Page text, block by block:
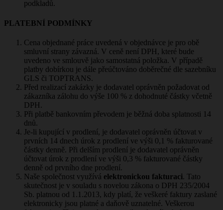
podkladů.
PLATEBNÍ PODMÍNKY
Cena objednané práce uvedená v objednávce je pro obě
smluvní strany závazná. V ceně není DPH, které bude
uvedeno ve smlouvě jako samostatná položka. V případě
platby dobírkou je dále přeúčtováno doběrečné dle sazebníku
GLS či TOPTRANS.
Před realizací zakázky je dodavatel oprávněn požadovat od
zákazníka zálohu do výše 100 % z dohodnuté částky včetně
DPH.
Při platbě bankovním převodem je běžná doba splatnosti 14
dnů.
Je-li kupující v prodlení, je dodavatel oprávněn účtovat v
prvních 14 dnech úrok z prodlení ve výši 0,1 % fakturované
částky denně. Při delším prodlení je dodavatel oprávněn
účtovat úrok z prodlení ve výši 0,3 % fakturované částky
denně od prvního dne prodlení.
Naše společnost využívá elektronickou fakturaci. Tato
skutečnost je v souladu s novelou zákona o DPH 235/2004
Sb. platnou od 1.1.2013, kdy platí, že veškeré faktury zaslané
elektronicky jsou platné a daňově uznatelné. Veškerou